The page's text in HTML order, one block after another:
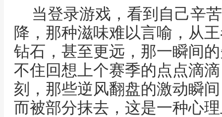
当登录游戏，看到自己辛
降，那种滋味难以言喻，从
钻石，甚至更远，那一瞬间
不住回想上个赛季的点点滴
刻，那些逆风翻盘的激动瞬
而被部分抹去，这是一种心